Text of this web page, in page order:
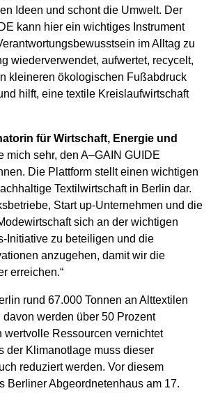
Ideen und schont die Umwelt. Der
kann hier ein wichtiges Instrument
im Alltag zu
wiederverwendet, aufwertet, recycelt,
kleineren ökologischen Fußabdruck
hilft, eine textile Kreislaufwirtschaft
für Wirtschaft, Energie und
mich sehr, den A–GAIN GUIDE
Die Plattform stellt einen wichtigen
Textilwirtschaft in Berlin dar.
Start up-Unternehmen und die
sich an der wichtigen
Initiative zu beteiligen und die
anzugehen, damit wir die
erreichen.“
rund 67.000 Tonnen an Alttextilen
werden über 50 Prozent
wertvolle Ressourcen vernichtet
der Klimanotlage muss dieser
reduziert werden. Vor diesem
Berliner Abgeordnetenhaus am 17.